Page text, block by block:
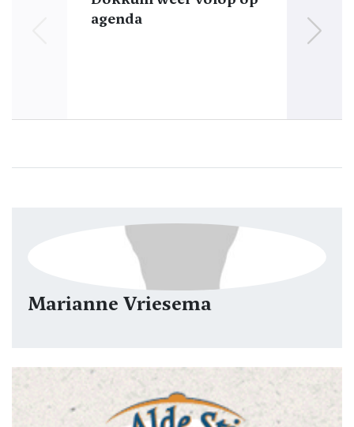
agenda
Marianne Vriesema